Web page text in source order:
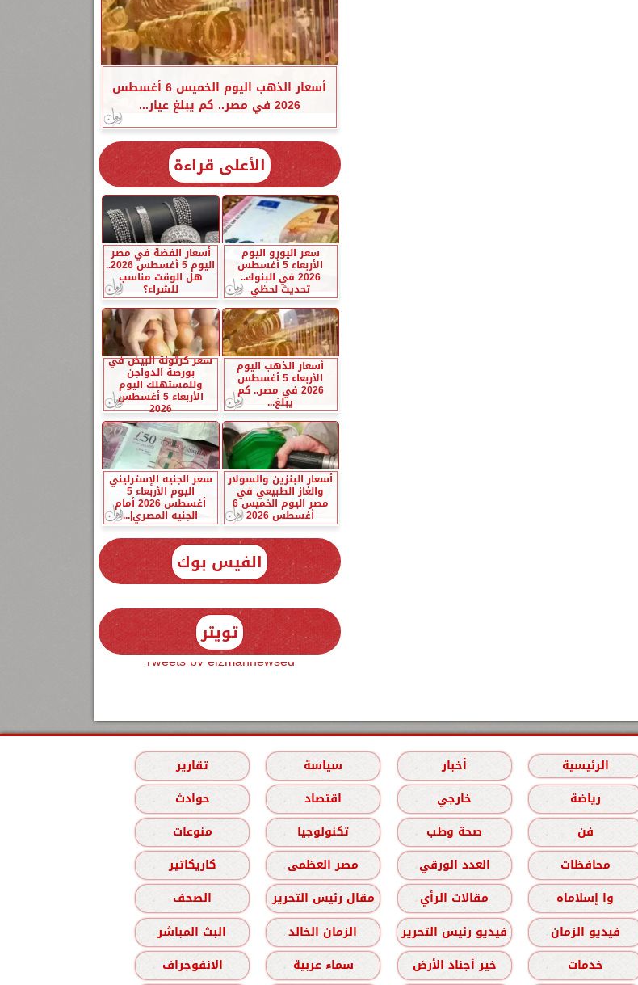
أسعار الذهب اليوم الخميس 6 أغسطس
2026 في مصر.. كم يبلغ عيار...
الأعلى قراءة
سعر اليورو اليوم
الأربعاء 5 أغسطس
2026 في البنوك..
تحديث لحظي
أسعار الفضة في مصر
اليوم 5 أغسطس 2026..
هل الوقت مناسب
للشراء؟
أسعار الذهب اليوم
الأربعاء 5 أغسطس
2026 في مصر.. كم
يبلغ...
سعر كرتونة البيض في
بورصة الدواجن
وللمستهلك اليوم
الأربعاء 5 أغسطس
2026
أسعار البنزين والسولار
والغاز الطبيعي في
مصر اليوم الخميس 6
أغسطس 2026
سعر الجنيه الإسترليني
اليوم الأربعاء 5
أغسطس 2026 أمام
الجنيه المصري|...
الفيس بوك
تويتر
Tweets by elzmannewseg
الرئيسية أخبار سياسة
تقارير
رياضة
خارجي اقتصاد
حوادث
فن
صحة وطب تكنولوجيا
منوعات
محافظات
العدد الورقي مصر العظمى
كاريكاتير
وا إسلاماه
مقالات الرأي مقال رئيس التحرير
الصحف
فيديو الزمان
فيديو رئيس التحرير الزمان الخالد
البث المباشر
خدمات
خير أجناد الأرض سماء عربية الانفوجراف